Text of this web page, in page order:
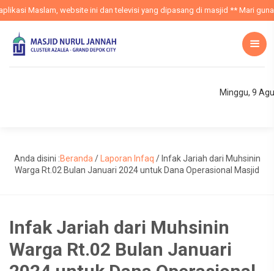
Maslam, website ini dan televisi yang dipasang di masjid ** Mari
Minggu, 9
Anda disini :Beranda / Laporan Infaq / Infak Jariah dari Muhsinin
Warga Rt.02 Bulan Januari 2024 untuk Dana Operasional Masjid
Infak Jariah dari Muhsinin
Warga Rt.02 Bulan Januari